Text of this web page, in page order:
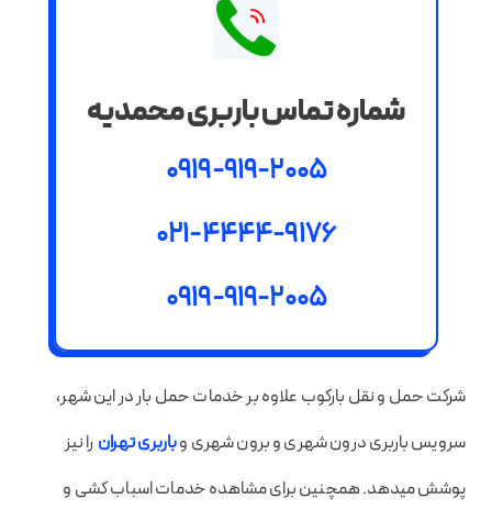
شماره تماس باربری محمدیه
0919-919-2005
021-4444-9176
0919-919-2005
شرکت حمل و نقل بارکوب علاوه بر خدمات حمل بار در این شهر،
سرویس باربری درون شهری و برون شهری وباربری تهران را نیز
پوشش میدهد. همچنین برای مشاهده خدمات اسباب کشی و